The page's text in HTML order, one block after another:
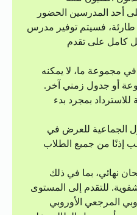
أحد المدرسين الحضور
فسيتم توفير مدرس
كامل على تقدم
مجموعة ما، لا يمكنه
أو جدول زمني آخر.
بمجرد بدء
الجماعية للعرض في
إذنًا من جميع الطلاب
نهائي، بما في ذلك
للتقدم إلى المستوى
المرجعي الأوروبي